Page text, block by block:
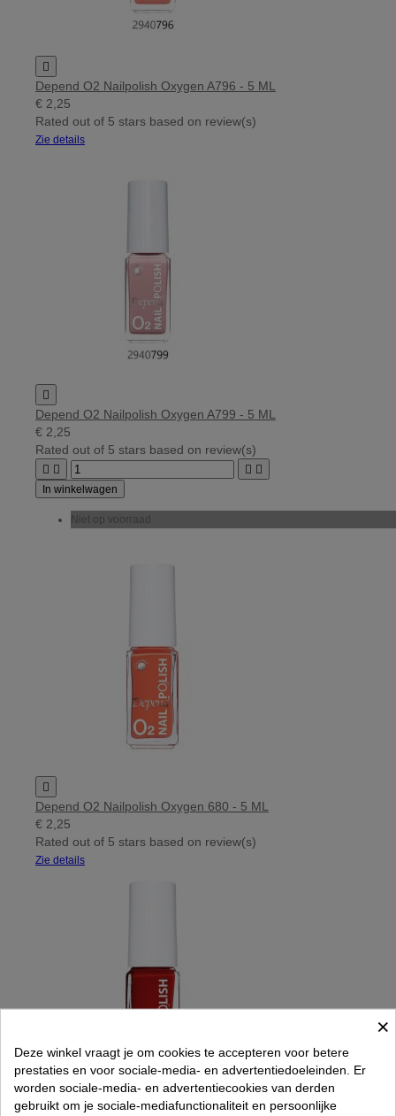

Depend O2 Nailpolish Oxygen A796 - 5 ML
€ 2,25
Rated out of 5 stars based on review(s)
Zie details

Depend O2 Nailpolish Oxygen A799 - 5 ML
€ 2,25
Rated out of 5 stars based on review(s)
   
In winkelwagen
Niet op voorraad

Depend O2 Nailpolish Oxygen 680 - 5 ML
€ 2,25
Rated out of 5 stars based on review(s)
Zie details
×
Deze winkel vraagt je om cookies te accepteren voor betere
prestaties en voor sociale-media- en advertentiedoeleinden. Er
worden sociale-media- en advertentiecookies van derden
gebruikt om je sociale-mediafunctionaliteit en persoonlijke